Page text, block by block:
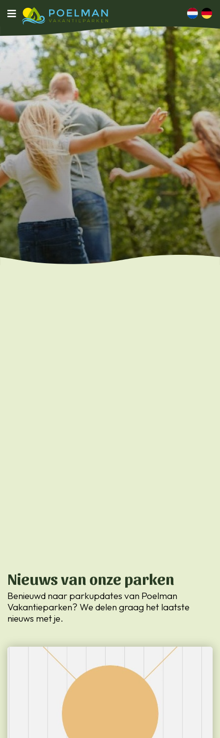
Nieuws van onze parken
Benieuwd naar parkupdates van Poelman
Vakantieparken? We delen graag het laatste
nieuws met je.